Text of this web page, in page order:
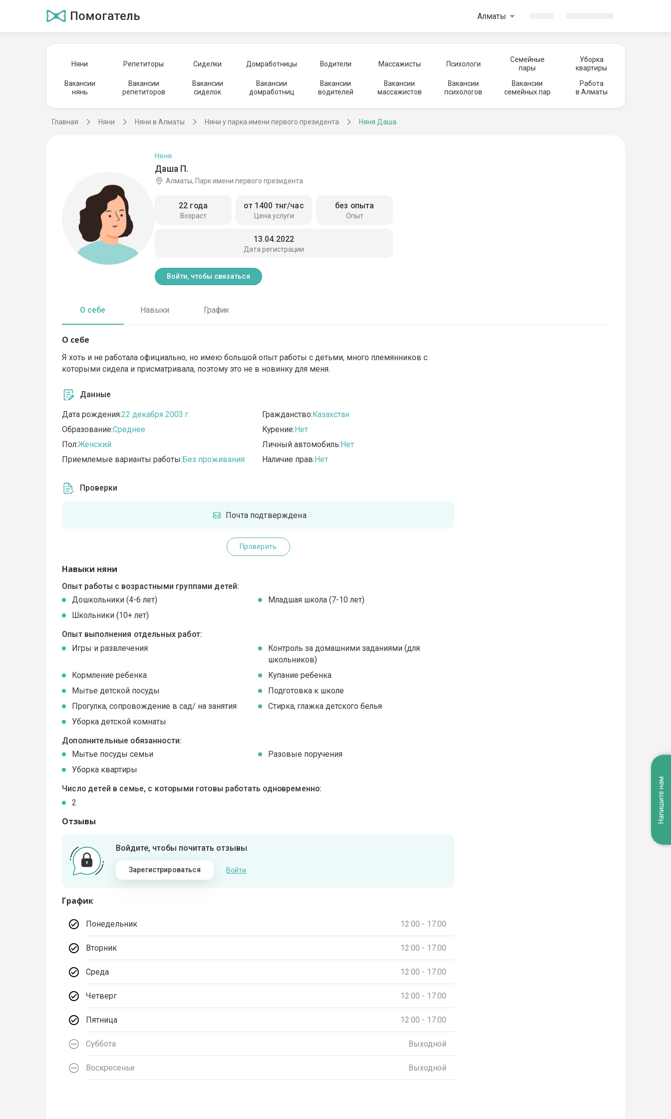
Помогатель Алматы
Няни Репетиторы Сиделки Домработницы Водители Массажисты Психологи
Семейные
пары
Уборка
квартиры
Вакансии
нянь
Вакансии
репетиторов
Вакансии
сиделок
Вакансии
домработниц
Вакансии
водителей
Вакансии
массажистов
Вакансии
психологов
Вакансии
семейных пар
Работа
в Алматы
Главная Няни Няни в Алматы Няни у парка имени первого президента Няня Даша
Даша П.
Няня
Алматы, Парк имени первого президента
Возраст
22 года
Цена услуги
от 1400 тнг/час
Опыт
без опыта
Дата регистрации
13.04.2022
Войти, чтобы связаться
О себе Навыки График
О себе
Я хоть и не работала официально, но имею большой опыт работы с детьми, много племянников с
которыми сидела и присматривала, поэтому это не в новинку для меня.
Данные
Дата рождения:22 декабря 2003 г.
Образование:Среднее
Пол:Женский
Приемлемые варианты работы:Без проживания
Гражданство:Казахстан
Курение:Нет
Личный автомобиль:Нет
Наличие прав:Нет
Проверки
Почта подтверждена
Проверить
Навыки няни
Опыт работы с возрастными группами детей:
Дошкольники (4-6 лет)
Младшая школа (7-10 лет)
Школьники (10+ лет)
Опыт выполнения отдельных работ:
Игры и развлечения
Контроль за домашними заданиями (для
школьников)
Кормление ребенка
Купание ребенка
Мытье детской посуды
Подготовка к школе
Прогулка, сопровождение в сад/ на занятия
Стирка, глажка детского белья
Уборка детской комнаты
Дополнительные обязанности:
Мытье посуды семьи
Разовые поручения
Уборка квартиры
Число детей в семье, с которыми готовы работать одновременно:
2
Отзывы
Войдите, чтобы почитать отзывы
Зарегистрироваться Войти
График
Понедельник 12:00 - 17:00
Вторник 12:00 - 17:00
Среда 12:00 - 17:00
Четверг 12:00 - 17:00
Пятница 12:00 - 17:00
Суббота Выходной
Воскресенье Выходной
Напишите нам